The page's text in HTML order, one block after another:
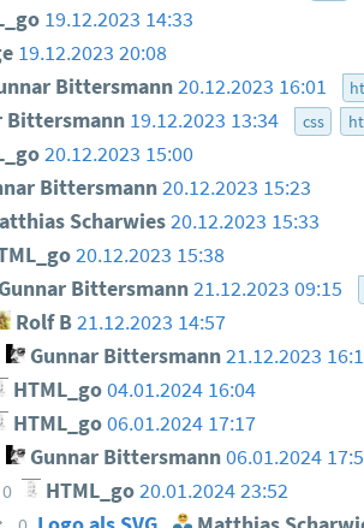
19.12.2023 14:33
19.12.2023 20:08
Bittersmann20.12.2023 16:01
Bittersmann 19.12.2023 13:34 css
20.12.2023 15:00
Bittersmann20.12.2023 15:23
Scharwies20.12.2023 15:33
20.12.2023 15:38
Gunnar Bittersmann21.12.2023 09:15
Rolf B21.12.2023 14:57
Gunnar Bittersmann 21.12.2023
HTML_go04.01.2024 16:04
HTML_go06.01.2024 17:17
Gunnar Bittersmann 06.01.2024
0 HTML_go20.01.2024 23:52